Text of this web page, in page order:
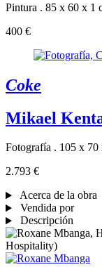
Pintura . 85 x 60 x 1
400 €
Coke
Mikael
Fotografía . 105 x 70
2.793 €
Acerca de la obra
Vendida por
Descripción